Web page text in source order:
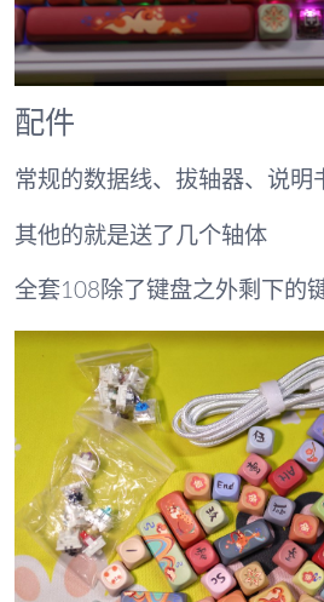
配件
常规的数据线、拔轴器、说明
其他的就是送了几个轴体
全套108除了键盘之外剩下的